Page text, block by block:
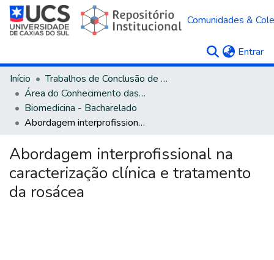
Comunidades &
Entrar
Início
Trabalhos de Conclusão de Curso
Área do Conhecimento das Ciências da Saúde
Biomedicina - Bacharelado
Abordagem interprofissional na caracterização clínica e tratamento da rosácea
Abordagem interprofissional na
caracterização clínica e tratamento
da rosácea